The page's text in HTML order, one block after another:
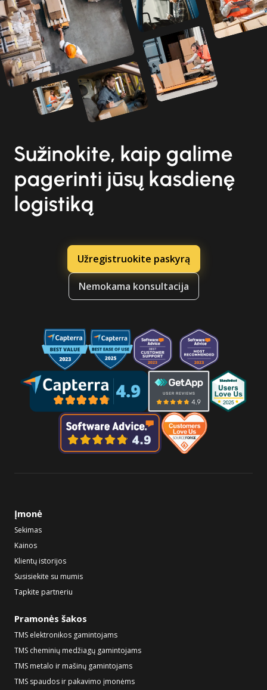
Sužinokite, kaip galime
pagerinti jūsų kasdienę
logistiką
Užregistruokite paskyrą
Nemokama konsultacija
Įmonė
Sekimas
Kainos
Klientų istorijos
Susisiekite su mumis
Tapkite partneriu
Pramonės šakos
TMS elektronikos gamintojams
TMS cheminių medžiagų gamintojams
TMS metalo ir mašinų gamintojams
TMS spaudos ir pakavimo įmonėms